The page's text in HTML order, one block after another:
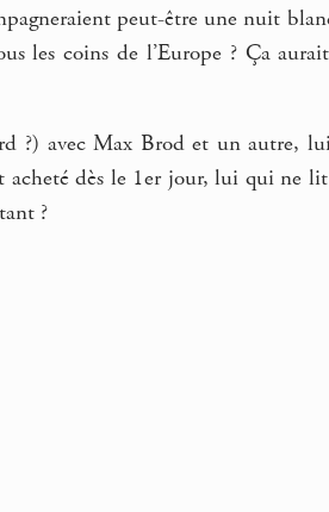
peut-être une nuit
les coins de l’Europe ? Ça
?) avec Max Brod et un autre,
acheté dès le 1er jour, lui qui ne
?